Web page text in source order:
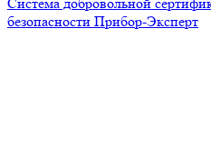
безопасности Прибор-Эксперт